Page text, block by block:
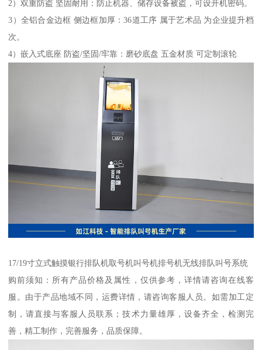
2）双重防盗 坚固耐用：防止机器、储存设备被盗，可设开机密码。
3）全铝合金边框 侧边框加厚：36道工序 属于艺术品 为企业提升档
次。
4）嵌入式底座 防盗/坚固/牢靠：磨砂底盘 五金材质 可定制滚轮
17/19寸立式触摸银行排队机取号机叫号机排号机无线排队叫号系统
购前须知：所有产品价格及属性，仅供参考，详情请咨询在线客
服。由于产品地域不同，运费详情，请咨询客服人员。如需加工定
制，请直接与客服人员联系；技术力量雄厚，设备齐全，检测完
善，精工制作，完善服务，品质保障。